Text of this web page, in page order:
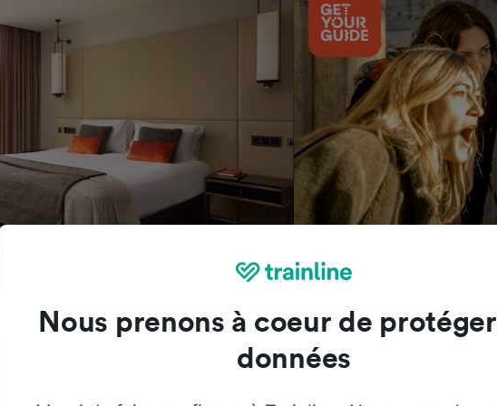
Trainline : l'avis de nos clients
Nous prenons à coeur de
données